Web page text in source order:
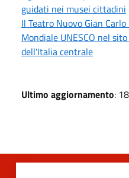
guidati nei musei cittadini
Il Teatro Nuovo Gian
Mondiale UNESCO nel
dell'Italia centrale
Ultimo aggiornamento: